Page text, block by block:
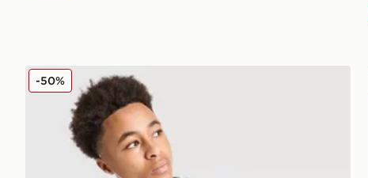
Hoodrich Maglia Stride Junior
-50%